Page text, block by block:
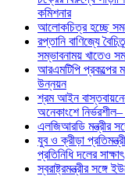
কমিশনার
আলোকচিত্র হচ্ছে
রপ্তানি বাণিজ্যে
সম্ভাবনাময় খাতেও
আরএমটিপি প্রকল্পের
উন্নয়ন
শ্রম আইন বাস্তবায়নের
অনেকাংশে নির্ভরশীল–
এলজিআরডি মন্ত্রীর
যুব ও ক্রীড়া
প্রতিনিধি দলের সাক্ষাৎ
স্বরাষ্ট্রমন্ত্রীর সঙ্গে